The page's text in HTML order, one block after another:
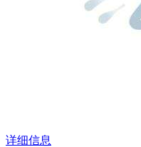
详细信息